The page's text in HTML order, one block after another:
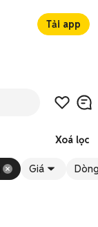
Tải app
Xoá lọc
Giá